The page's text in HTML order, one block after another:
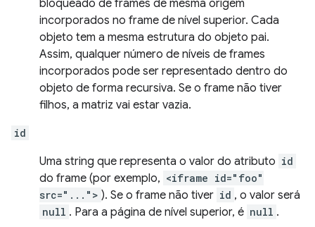
bloqueado de frames de mesma origem
incorporados no frame de nível superior. Cada
objeto tem a mesma estrutura do objeto pai.
Assim, qualquer número de níveis de frames
incorporados pode ser representado dentro do
objeto de forma recursiva. Se o frame não tiver
filhos, a matriz vai estar vazia.
id
Uma string que representa o valor do atributo id
do frame (por exemplo, <iframe id="foo"
src="..."> ). Se o frame não tiver id , o valor será
null . Para a página de nível superior, é null .